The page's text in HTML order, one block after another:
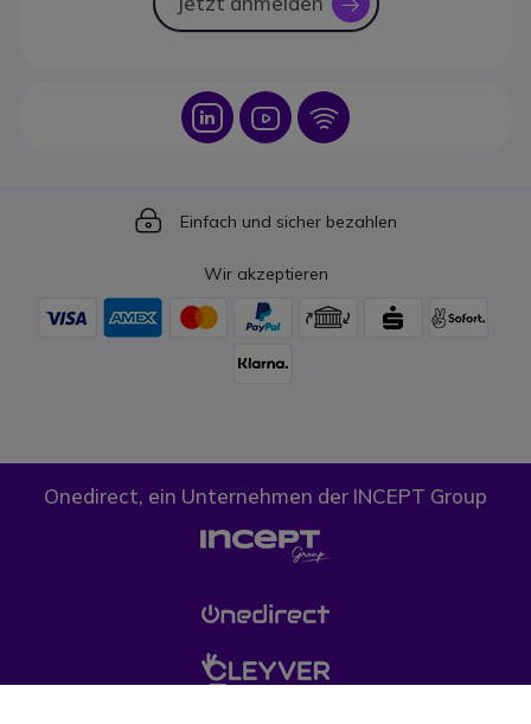
Icon Icon Icon
Icon
Einfach und sicher bezahlen
Wir akzeptieren
Onedirect, ein Unternehmen der INCEPT Group